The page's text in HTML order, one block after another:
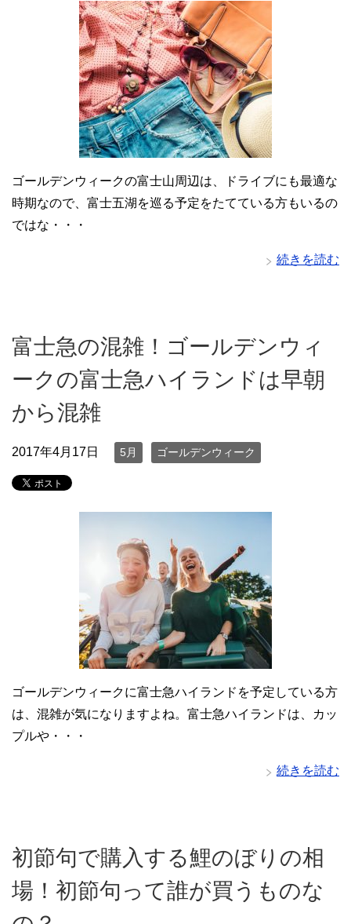
ゴールデンウィークの富士山周辺は、ドライブにも最適な
時期なので、富士五湖を巡る予定をたてている方もいるの
ではな・・・
続きを読む
富士急の混雑！ゴールデンウィ
ークの富士急ハイランドは早朝
から混雑
2017年4月17日 5月 ゴールデンウィーク
ゴールデンウィークに富士急ハイランドを予定している方
は、混雑が気になりますよね。富士急ハイランドは、カッ
プルや・・・
続きを読む
初節句で購入する鯉のぼりの相
場！初節句って誰が買うものな